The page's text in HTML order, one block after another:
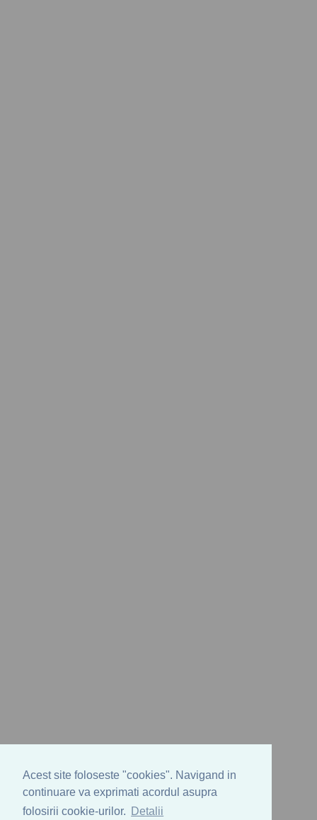
Acest site foloseste "cookies". Navigand in
continuare va exprimati acordul asupra
folosirii cookie-urilor.
Detalii